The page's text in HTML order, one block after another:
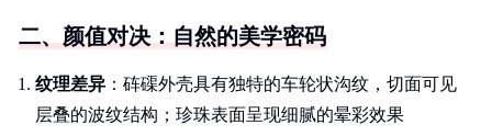
二、颜值对决：自然的美学密码
纹理差异 ：砗磲外壳具有独特的车轮状沟纹，切面可见
层叠的波纹结构；珍珠表面呈现细腻的晕彩效果